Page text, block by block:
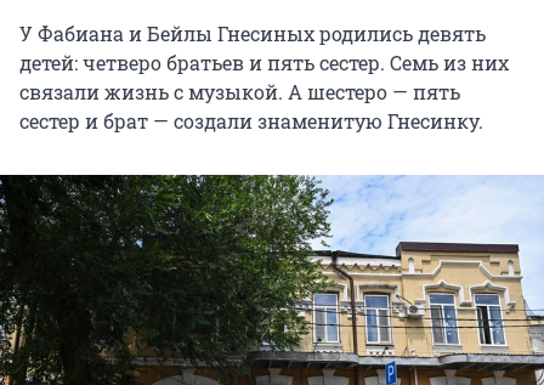
У Фабиана и Бейлы Гнесиных родились девять
детей: четверо братьев и пять сестер. Семь из них
связали жизнь с музыкой. А шестеро — пять
сестер и брат — создали знаменитую Гнесинку.